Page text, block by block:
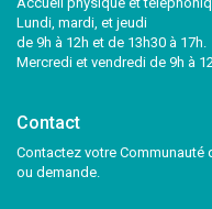
Lundi, mardi, et jeudi
de 9h à 12h et de 13h30 à 17h.
Mercredi et vendredi de 9h à
Contact
Contactez votre
ou demande.